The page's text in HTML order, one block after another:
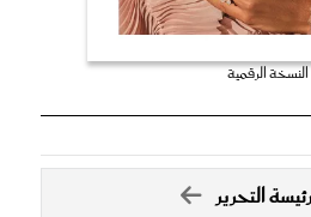
النسخة الرقمية
التحرير